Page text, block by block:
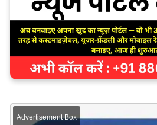
Advertisement Box